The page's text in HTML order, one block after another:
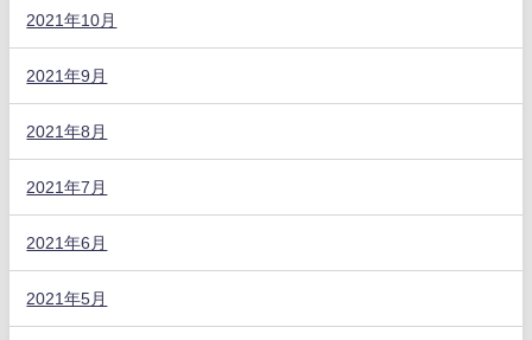
2021年10月
2021年9月
2021年8月
2021年7月
2021年6月
2021年5月